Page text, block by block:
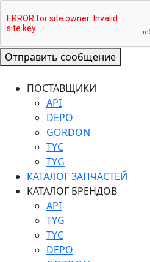
Отправить сообщение
ПОСТАВЩИКИ
API
DEPO
GORDON
TYC
TYG
КАТАЛОГ ЗАПЧАСТЕЙ
КАТАЛОГ БРЕНДОВ
API
TYG
TYC
DEPO